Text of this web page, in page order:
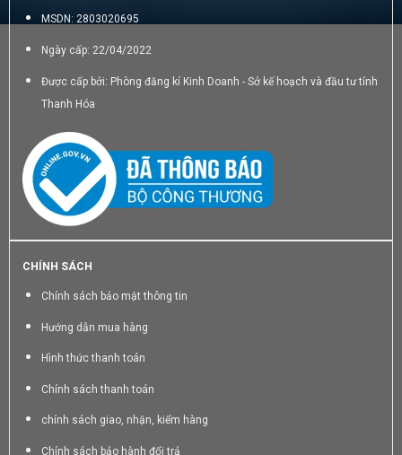
MSDN: 2803020695
Ngày cấp: 22/04/2022
Được cấp bởi: Phòng đăng kí Kinh Doanh - Sở kế hoạch và đầu tư tỉnh
Thanh Hóa
CHÍNH SÁCH
Chính sách bảo mật thông tin
Hướng dẫn mua hàng
Hình thức thanh toán
Chính sách thanh toán
chính sách giao, nhận, kiểm hàng
Chính sách bảo hành đổi trả